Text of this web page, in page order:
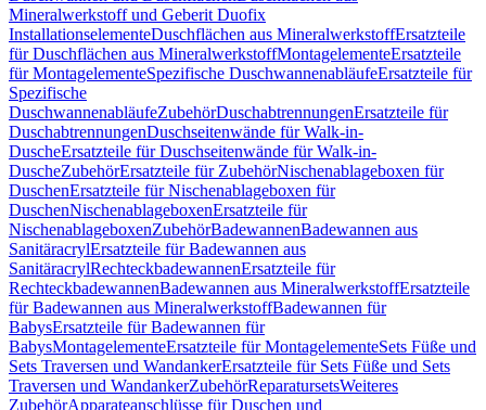
Mineralwerkstoff und Geberit Duofix
InstallationselementeDuschflächen aus MineralwerkstoffErsatzteile
für Duschflächen aus MineralwerkstoffMontagelementeErsatzteile
für MontagelementeSpezifische DuschwannenabläufeErsatzteile für
Spezifische
DuschwannenabläufeZubehörDuschabtrennungenErsatzteile für
DuschabtrennungenDuschseitenwände für Walk-in-
DuscheErsatzteile für Duschseitenwände für Walk-in-
DuscheZubehörErsatzteile für ZubehörNischenablageboxen für
DuschenErsatzteile für Nischenablageboxen für
DuschenNischenablageboxenErsatzteile für
NischenablageboxenZubehörBadewannenBadewannen aus
SanitäracrylErsatzteile für Badewannen aus
SanitäracrylRechteckbadewannenErsatzteile für
RechteckbadewannenBadewannen aus MineralwerkstoffErsatzteile
für Badewannen aus MineralwerkstoffBadewannen für
BabysErsatzteile für Badewannen für
BabysMontagelementeErsatzteile für MontagelementeSets Füße und
Sets Traversen und WandankerErsatzteile für Sets Füße und Sets
Traversen und WandankerZubehörReparatursetsWeiteres
ZubehörApparateanschlüsse für Duschen und